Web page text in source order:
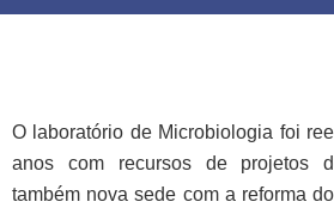
O laboratório de Microbiologia foi
anos com recursos de projetos
também nova sede com a reforma